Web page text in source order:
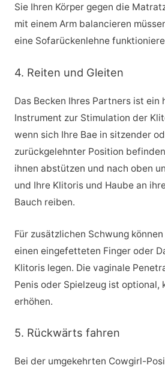
Sie Ihren Körper gegen die
mit einem Arm balancieren
eine Sofarückenlehne
4. Reiten und Gleiten
Das Becken Ihres Partners ist ein
Instrument zur Stimulation der
wenn sich Ihre Bae in sitzender
zurückgelehnter Position
ihnen abstützen und nach oben
und Ihre Klitoris und Haube an
Bauch reiben.
Für zusätzlichen Schwung
einen eingefetteten Finger oder
Klitoris legen. Die vaginale
Penis oder Spielzeug ist optional,
erhöhen.
5. Rückwärts fahren
Bei der umgekehrten Cowgirl-